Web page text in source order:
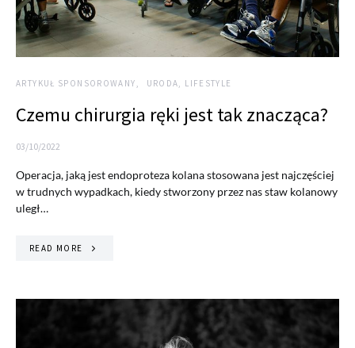
ARTYKUŁ SPONSOROWANY URODA, LIFESTYLE
Czemu chirurgia ręki jest tak znacząca?
03/10/2022
Operacja, jaką jest endoproteza kolana stosowana jest najczęściej
w trudnych wypadkach, kiedy stworzony przez nas staw kolanowy
uległ…
READ MORE